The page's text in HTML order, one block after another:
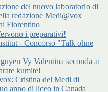
del nuovo laboratorio di
redazione Medi@vox
Fiorentino
i preparativi!
- Concorso "Talk ohne
Vy Valentina seconda ai
kumite!
Cristina del Medi di
anno di liceo in Canada